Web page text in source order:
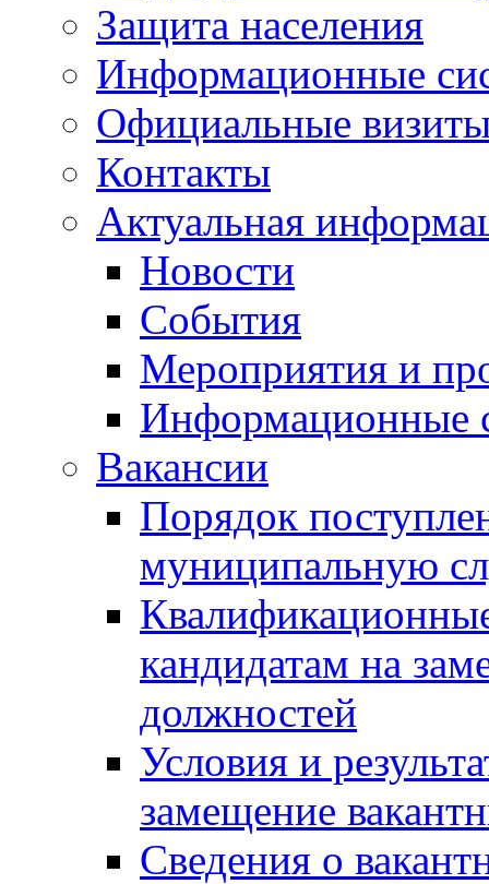
Защита населения
Информационные
Официальные
Контакты
Актуальная
Новости
События
Мероприятия и
Информационные
Вакансии
Порядок
муниципальную
кандидатам на
должностей
Условия и
замещение
Сведения о